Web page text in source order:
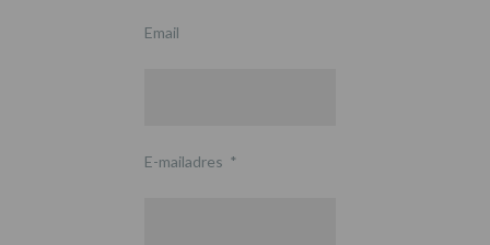
Email
E-mailadres *